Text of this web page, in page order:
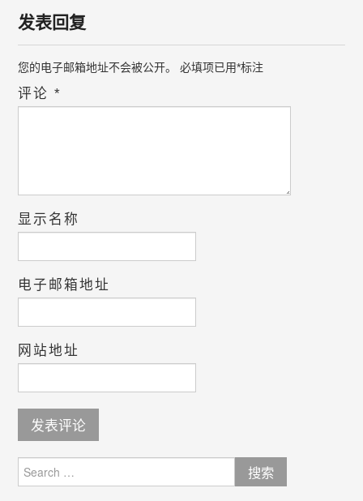
发表回复
您的电子邮箱地址不会被公开。 必填项已用*标注
评论*
显示名称
电子邮箱地址
网站地址
for: